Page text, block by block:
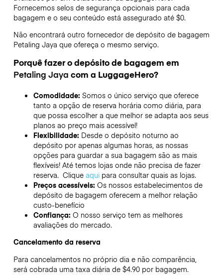
Fornecemos selos de segurança opcionais para cada
bagagem e o seu conteúdo está assegurado até $0.
Não encontrará outro fornecedor de depósito de bagagem
Petaling Jaya que ofereça o mesmo serviço.
Porquê fazer o depósito de bagagem em
Petaling Jaya com a LuggageHero?
Comodidade: Somos o único serviço que oferece
tanto a opção de reserva horária como diária, para
que possa escolher a que melhor se adapta aos seus
planos ao preço mais acessível!
Flexibilidade: Desde o depósito noturno ao
depósito por apenas algumas horas, as nossas
opções para guardar a sua bagagem são as mais
flexíveis! Até temos lojas onde não precisa de fazer
reserva. Clique aquipara consultar quais as lojas.
Preços acessíveis: Os nossos estabelecimentos de
depósito de bagagem oferecem a melhor relação
custo-benefício
Confiança: O nosso serviço tem as melhores
avaliações do mercado.
Cancelamento da reserva
Para cancelamentos no próprio dia e não comparência,
será cobrada uma taxa diária de $4.90 por bagagem.